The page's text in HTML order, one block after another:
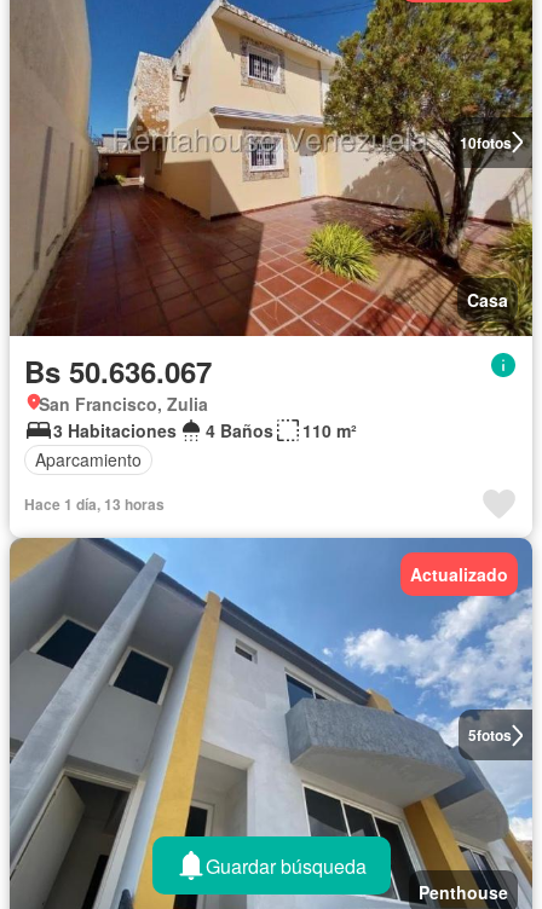
10fotos
Casa
Bs 50.636.067
San Francisco, Zulia
3 Habitaciones
4 Baños
110 m²
Aparcamiento
Hace 1 día, 13 horas
5fotos
Actualizado
Penthouse
Guardar búsqueda